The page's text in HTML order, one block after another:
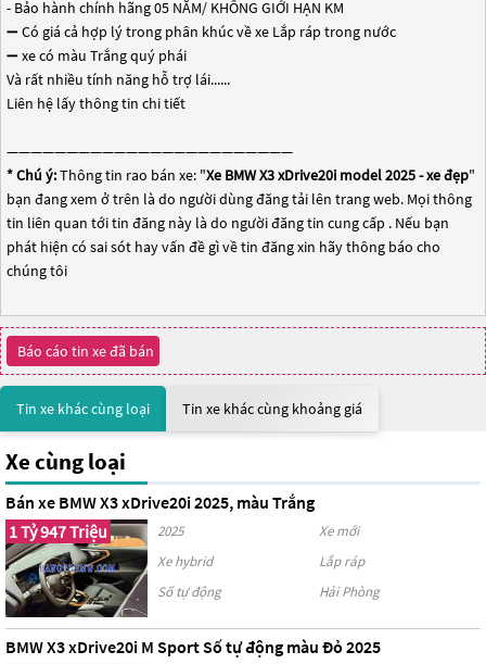
- Bảo hành chính hãng 05 NĂM/ KHÔNG GIỚI HẠN KM
➖ Có giá cả hợp lý trong phân khúc về xe Lắp ráp trong nước
➖ xe có màu Trắng quý phái
Và rất nhiều tính năng hỗ trợ lái......
Liên hệ lấy thông tin chi tiết
————————————————————————
* Chú ý:Thông tin rao bán xe: "Xe BMW X3 xDrive20i model 2025 - xe đẹp"
bạn đang xem ở trên là do người dùng đăng tải lên trang web. Mọi thông
tin liên quan tới tin đăng này là do người đăng tin cung cấp . Nếu bạn
phát hiện có sai sót hay vấn đề gì về tin đăng xin hãy thông báo cho
chúng tôi
Báo cáo tin xe đã bán
Tin xe khác cùng loại Tin xe khác cùng khoảng giá
Xe cùng loại
Bán xe BMW X3 xDrive20i 2025, màu Trắng
1 Tỷ 947 Triệu
2025
Xe mới
Xe hybrid
Lắp ráp
Số tự động
Hải Phòng
BMW X3 xDrive20i M Sport Số tự động màu Đỏ 2025